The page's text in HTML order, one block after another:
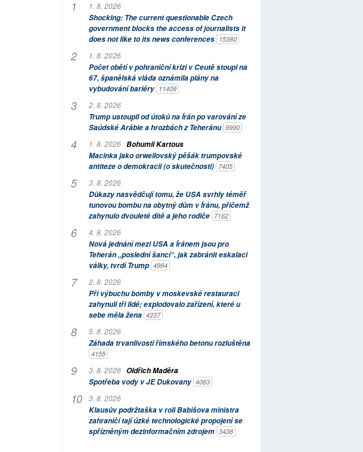
1. 8. 2026
Shocking: The current questionable Czech
government blocks the access of journalists it
does not like to its news conferences 15380
1. 8. 2026
Počet obětí v pohraniční krizi v Ceutě stoupl na
67, španělská vláda oznámila plány na
vybudování bariéry 11409
2. 8. 2026
Trump ustoupil od útoků na Írán po varování ze
Saúdské Arábie a hrozbách z Teheránu 9990
1. 8. 2026 Bohumil Kartous
Macinka jako orwellovský pěšák trumpovské
antiteze o demokracii (o skutečnosti) 7405
3. 8. 2026
Důkazy nasvědčují tomu, že USA svrhly téměř
tunovou bombu na obytný dům v Íránu, přičemž
zahynulo dvouleté dítě a jeho rodiče 7162
4. 8. 2026
Nová jednání mezi USA a Íránem jsou pro
Teherán „poslední šancí“, jak zabránit eskalaci
války, tvrdí Trump 4984
2. 8. 2026
Při výbuchu bomby v moskevské restauraci
zahynuli tři lidé; explodovalo zařízení, které u
sebe měla žena 4237
5. 8. 2026
Záhada trvanlivosti římského betonu rozluštěna
4155
3. 8. 2026 Oldřich Maděra
Spotřeba vody v JE Dukovany 4063
3. 8. 2026
Klausův podržtaška v roli Babišova ministra
zahraničí tají úzké technologické propojení se
spřízněným dezinformačním zdrojem 3438